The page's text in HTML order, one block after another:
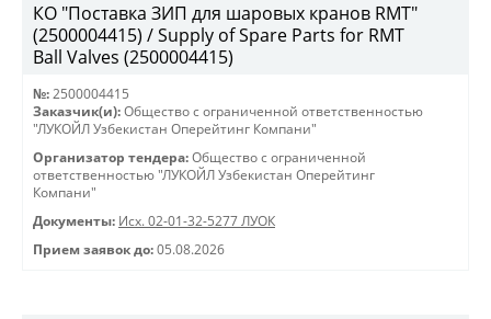
КО "Поставка ЗИП для шаровых кранов RMT"
(2500004415) / Supply of Spare Parts for RMT
Ball Valves (2500004415)
№: 2500004415
Заказчик(и): Общество с ограниченной ответственностью
"ЛУКОЙЛ Узбекистан Оперейтинг Компани"
Организатор тендера: Общество с ограниченной
ответственностью "ЛУКОЙЛ Узбекистан Оперейтинг
Компани"
Документы: Исх. 02-01-32-5277 ЛУОК
Прием заявок до: 05.08.2026